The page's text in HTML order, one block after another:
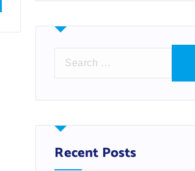
r
h
f
o
Recent Posts